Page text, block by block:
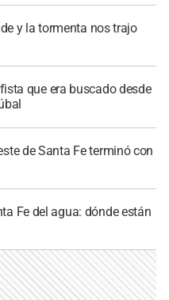
y la tormenta nos trajo
que era buscado desde
de Santa Fe terminó con
Fe del agua: dónde están